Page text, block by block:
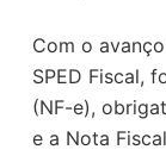
Com o
SPED Fiscal,
(NF-e),
e a Nota